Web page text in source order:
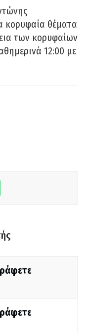
κορυφαία θέματα
των κορυφαίων
12:00 με